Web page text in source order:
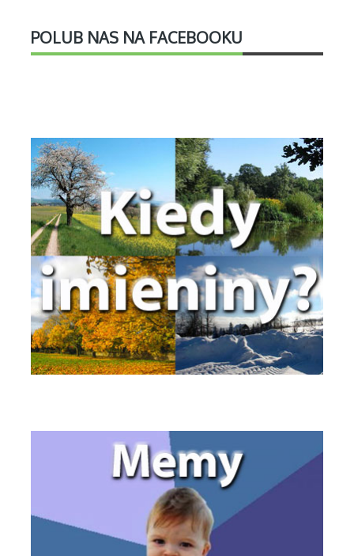
POLUB NAS NA FACEBOOKU